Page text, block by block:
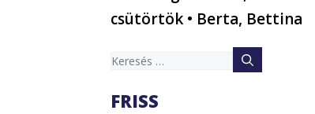
csütörtök • Berta, Bettina
Keresés:
FRISS